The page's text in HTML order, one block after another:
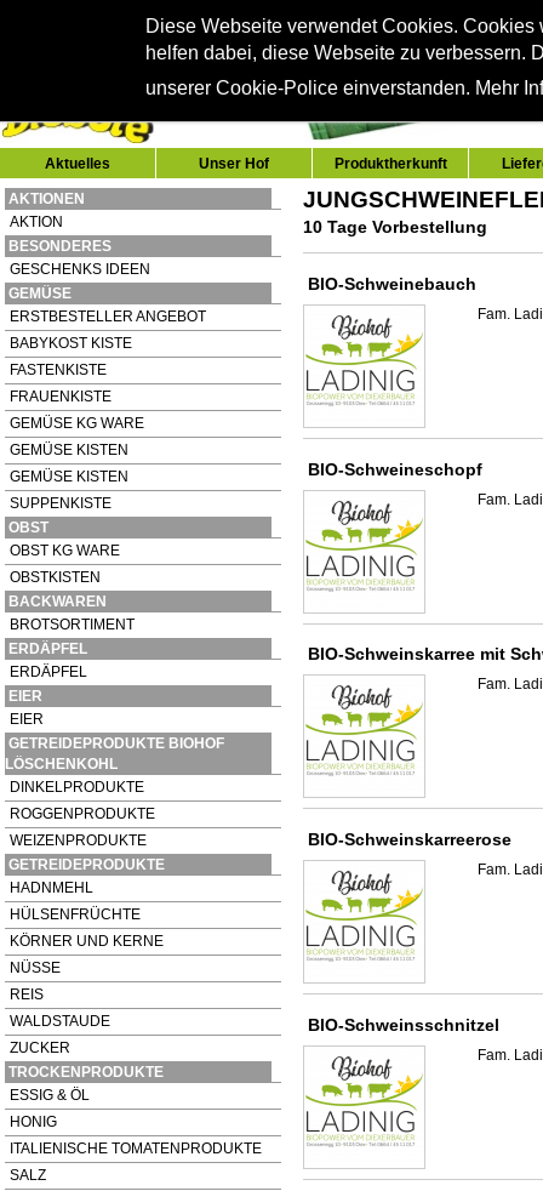
Aktuelles Unser Hof Produktherkunft
AKTIONEN
AKTION
BESONDERES
GESCHENKS IDEEN
GEMÜSE
ERSTBESTELLER ANGEBOT
BABYKOST KISTE
FASTENKISTE
FRAUENKISTE
GEMÜSE KG WARE
GEMÜSE KISTEN
GEMÜSE KISTEN
SUPPENKISTE
OBST
OBST KG WARE
OBSTKISTEN
BACKWAREN
BROTSORTIMENT
ERDÄPFEL
ERDÄPFEL
EIER
EIER
GETREIDEPRODUKTE BIOHOF
LÖSCHENKOHL
DINKELPRODUKTE
ROGGENPRODUKTE
WEIZENPRODUKTE
GETREIDEPRODUKTE
HADNMEHL
HÜLSENFRÜCHTE
KÖRNER UND KERNE
NÜSSE
REIS
WALDSTAUDE
ZUCKER
TROCKENPRODUKTE
ESSIG & ÖL
HONIG
ITALIENISCHE TOMATENPRODUKTE
SALZ
10 Tage Vorbestellung
BIO-Schweinebauch
Fam.
BIO-Schweineschopf
Fam.
BIO-Schweinskarree mit
Fam.
BIO-Schweinskarreerose
Fam.
BIO-Schweinsschnitzel
Fam.
Diese Webseite verwendet Cookies.
helfen dabei, diese Webseite zu verbessern.
unserer Cookie-Police einverstanden. Mehr